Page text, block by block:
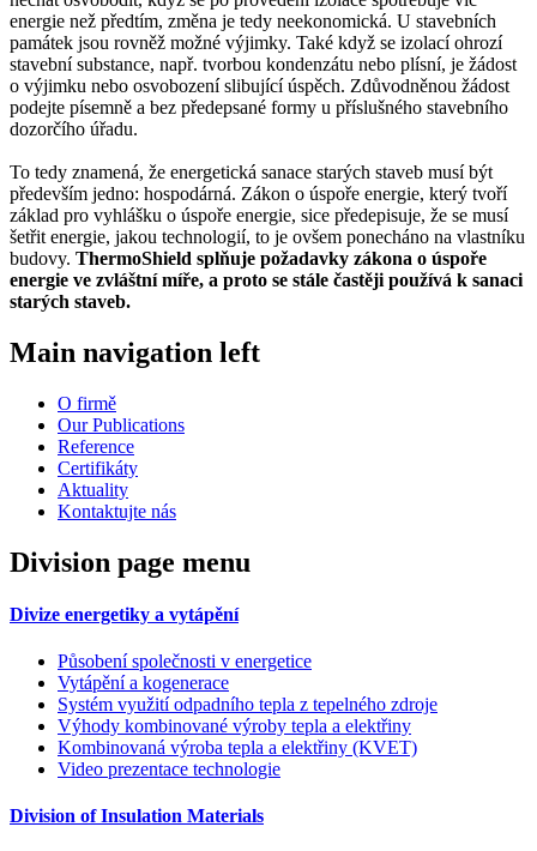
energie než předtím, změna je tedy neekonomická. U stavebních
památek jsou rovněž možné výjimky. Také když se izolací ohrozí
stavební substance, např. tvorbou kondenzátu nebo plísní, je žádost
o výjimku nebo osvobození slibující úspěch. Zdůvodněnou žádost
podejte písemně a bez předepsané formy u příslušného stavebního
dozorčího úřadu.
To tedy znamená, že energetická sanace starých staveb musí být
především jedno: hospodárná. Zákon o úspoře energie, který tvoří
základ pro vyhlášku o úspoře energie, sice předepisuje, že se musí
šetřit energie, jakou technologií, to je ovšem ponecháno na vlastníku
budovy. ThermoShield splňuje požadavky zákona o úspoře
energie ve zvláštní míře, a proto se stále častěji používá k sanaci
starých staveb.
Main navigation left
O firmě
Our Publications
Reference
Certifikáty
Aktuality
Kontaktujte nás
Division page menu
Divize energetiky a vytápění
Působení společnosti v energetice
Vytápění a kogenerace
Systém využití odpadního tepla z tepelného zdroje
Výhody kombinované výroby tepla a elektřiny
Kombinovaná výroba tepla a elektřiny (KVET)
Video prezentace technologie
Division of Insulation Materials